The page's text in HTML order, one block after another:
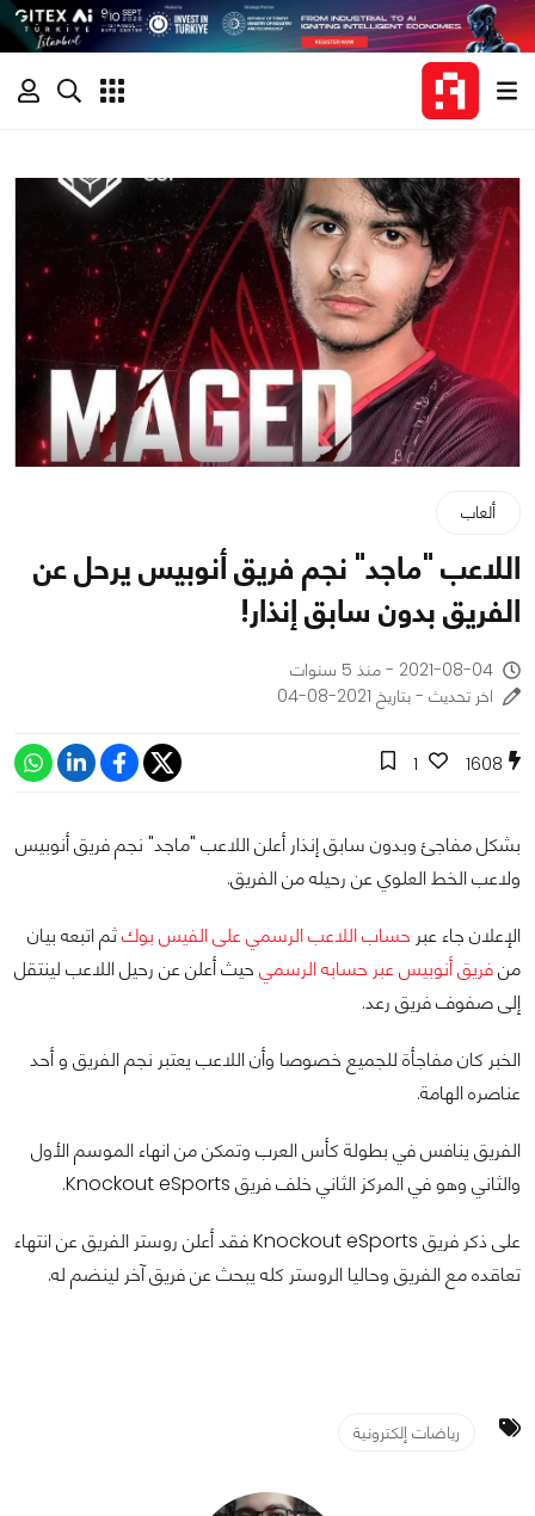
ألعاب
اللاعب "ماجد" نجم فريق أنوبيس يرحل عن
الفريق بدون سابق إنذار!
2021-08-04 - منذ 5 سنوات
اخر تحديث - بتاريخ 2021-08-04
1608
1
بشكل مفاجئ وبدون سابق إنذار أعلن اللاعب "ماجد" نجم فريق أنوبيس
ولاعب الخط العلوي عن رحيله من الفريق.
الإعلان جاء عبر حساب اللاعب الرسمي على الفيس بوكثم اتبعه بيان
منفريق أنوبيس عبر حسابه الرسمي حيث أعلن عن رحيل اللاعب لينتقل
إلى صفوف فريق رعد.
الخبر كان مفاجأة للجميع خصوصا وأن اللاعب يعتبر نجم الفريق و أحد
عناصره الهامة.
الفريق ينافس في بطولة كأس العرب وتمكن من انهاء الموسم الأول
والثاني وهو في المركز الثاني خلف فريق Knockout eSports.
على ذكر فريق Knockout eSports فقد أعلن روستر الفريق عن انتهاء
تعاقده مع الفريق وحاليا الروستر كله يبحث عن فريق آخر لينضم له.
رياضات إلكترونية